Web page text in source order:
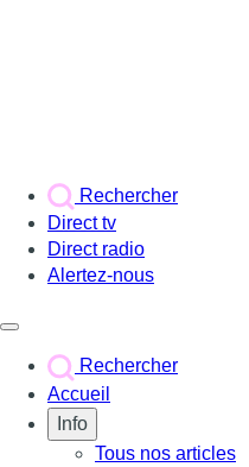
Rechercher
Direct tv
Direct radio
Alertez-nous
Rechercher
Accueil
Info
Tous nos articles